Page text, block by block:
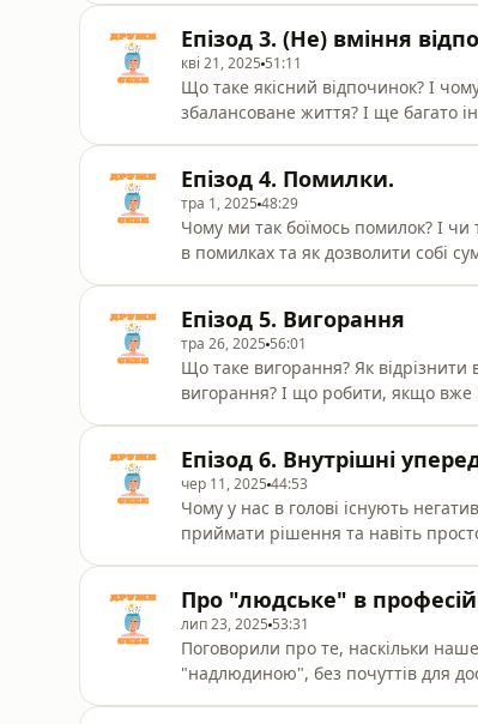
Епізод 3. (Не) вміння
кві 21, 2025 51:11
Що таке якісний відпочинок? І
збалансоване життя? І ще багато
Епізод 4. Помилки.
тра 1, 2025 48:29
Чому ми так боїмось помилок? І
в помилках та як дозволити собі
Епізод 5. Вигорання
тра 26, 2025 56:01
Що таке вигорання? Як
вигорання? І що робити, якщо вже
Епізод 6. Внутрішні
чер 11, 2025 44:53
Чому у нас в голові існують
приймати рішення та навіть
Про "людське" в
лип 23, 2025 53:31
Поговорили про те, наскільки
"надлюдиною", без почуттів для